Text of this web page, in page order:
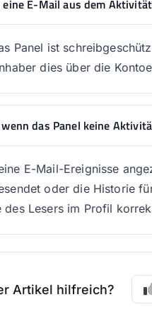
eine E-Mail aus dem
Panel ist
dies über die
das Panel keine
E-Mail-Ereignisse
oder die Historie
des Lesers im Profil
Artikel hilfreich?